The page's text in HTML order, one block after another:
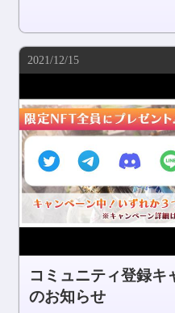
2021/12/15
コミュニティ登録キ
のお知らせ